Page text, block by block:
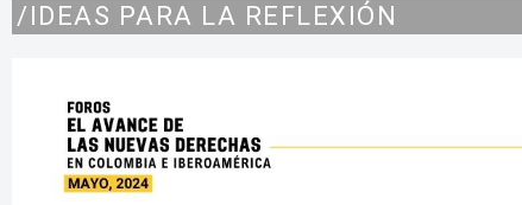
/IDEAS PARA LA REFLEXIÓN